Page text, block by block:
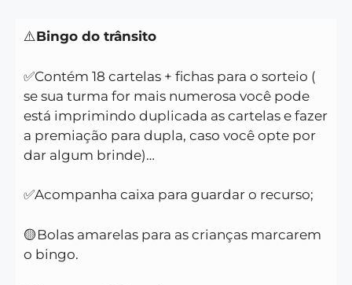
⚠️Bingo do trânsito
✅Contém 18 cartelas + fichas para o sorteio (
se sua turma for mais numerosa você pode
está imprimindo duplicada as cartelas e fazer
a premiação para dupla, caso você opte por
dar algum brinde)…
✅Acompanha caixa para guardar o recurso;
🟡Bolas amarelas para as crianças marcarem
o bingo.